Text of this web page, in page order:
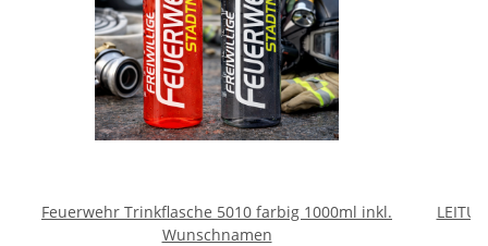
Feuerwehr Trinkflasche 5010 farbig 1000ml inkl.
Wunschnamen